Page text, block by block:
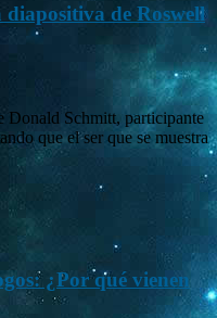
de Roswell
Donald Schmitt, participante
que el ser que se muestra
¿Por qué vienen